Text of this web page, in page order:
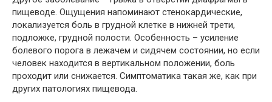
пищеводе. Ощущения напоминают стенокардические,
локализуется боль в грудной клетке в нижней трети,
подложке, грудной полости. Особенность – усиление
болевого порога в лежачем и сидячем состоянии, но если
человек находится в вертикальном положении, боль
проходит или снижается. Симптоматика такая же, как при
других патологиях пищевода.